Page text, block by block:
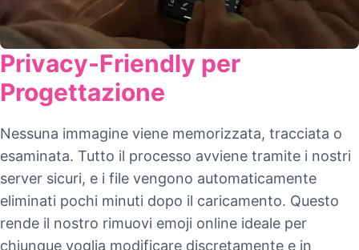
Privacy-Friendly per
Progettazione
Nessuna immagine viene memorizzata, tracciata o
esaminata. Tutto il processo avviene tramite i nostri
server sicuri, e i file vengono automaticamente
eliminati pochi minuti dopo il caricamento. Questo
rende il nostro rimuovi emoji online ideale per
chiunque voglia modificare discretamente e in